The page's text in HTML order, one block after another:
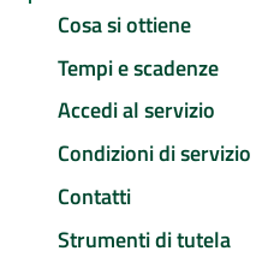
Cosa si ottiene
Tempi e scadenze
Accedi al servizio
Condizioni di servizio
Contatti
Strumenti di tutela